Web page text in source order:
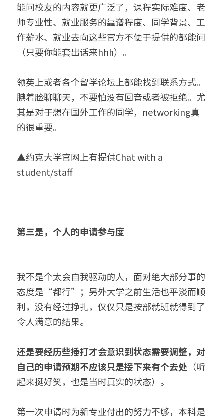
能问校友的内容就更广泛了，课程实际难度、老
师专业性、就业服务的靠谱程度、同学背景、工
作薪水、就业去向这些官方不便于提供的都能问
（只要你能套出话来hhh）。
领英上或者各个留学论坛上都能找到联系方式。
腆着脸聊聊天，不要怕没有回音或者被拒绝。尤
其是对于想在国外工作的同学，networking真
的很重要。
▲约克大学官网上有提供Chat with a
student/staff
第三是，个人的申请参与度
我不是个太会自我驱动的人，面对绝大部分事的
态度是“都行”；另外大学之前生活也平淡而顺
利，没有经过挣扎，仅仅只是按部就班就得到了
令人满意的结果。
还是要经历些捶打才会意识到状态需要调整，对
自己的申请预期不应该只是接下来有个去处 （听
起来挺好笑，也是当时真实的状态）。
第一次申请时为新专业付出的努力不够，本科是